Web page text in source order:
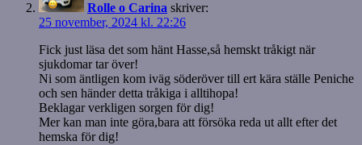
Rolle o Carina skriver:
25 november, 2024 kl. 22:26
Fick just läsa det som hänt Hasse,så hemskt tråkigt när
sjukdomar tar över!
Ni som äntligen kom iväg söderöver till ert kära ställe Peniche
och sen händer detta tråkiga i alltihopa!
Beklagar verkligen sorgen för dig!
Mer kan man inte göra,bara att försöka reda ut allt efter det
hemska för dig!